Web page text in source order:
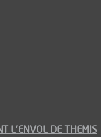
L’ENVOL DE THEMIS